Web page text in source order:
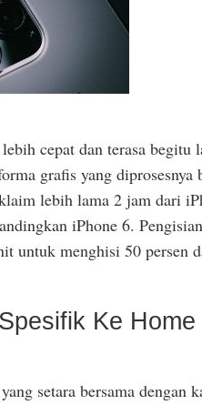
cepat dan terasa begitu
grafis yang diprosesnya
lebih lama 2 jam dari
iPhone 6.
untuk menghisi 50 persen
Ke Home
setara bersama dengan